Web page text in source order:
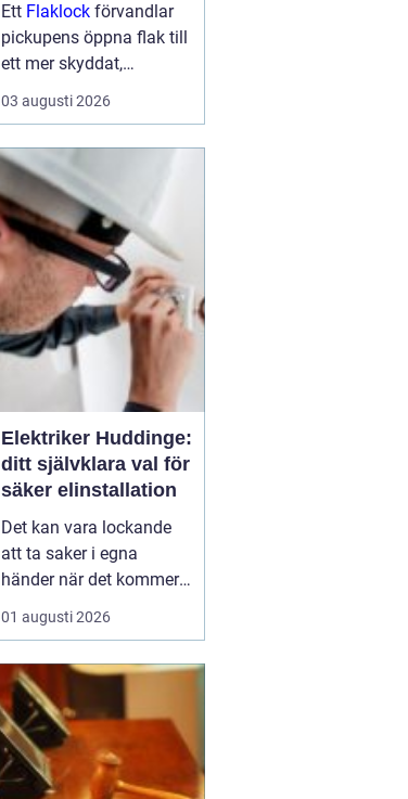
Ett Flaklock förvandlar
pickupens öppna flak till
ett mer skyddat,
praktiskt och ibland
också mer bränslesnålt
är skillnaden tydlig
redan efter första
veckan: mindre stök,
torrar...
03 augusti 2026
Elektriker Huddinge:
ditt självklara val för
säker elinstallation
Det kan vara lockande
att ta saker i egna
händer när det kommer
till hemförbättringar,
men när det handlar om
alltid bäst att vända sig
till ett proffs. I Huddinge
finns det många ...
01 augusti 2026